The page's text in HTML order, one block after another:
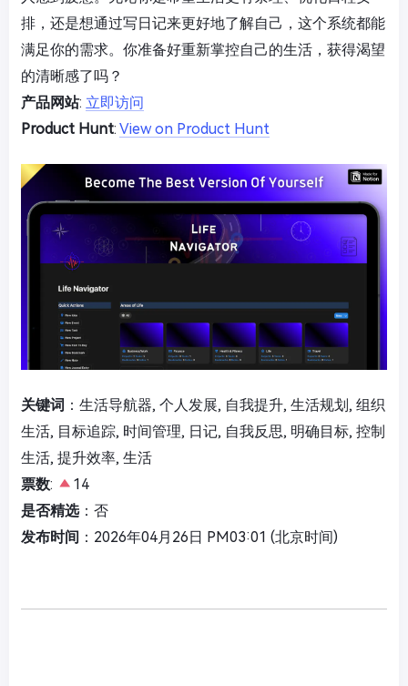
排，还是想通过写日记来更好地了解自己，这个系统都能
满足你的需求。你准备好重新掌控自己的生活，获得渴望
的清晰感了吗？
产品网站: 立即访问
Product Hunt: View on Product Hunt
关键词 ：生活导航器, 个人发展, 自我提升, 生活规划, 组织
生活, 目标追踪, 时间管理, 日记, 自我反思, 明确目标, 控制
生活, 提升效率, 生活
票数:
14
是否精选：否
发布时间 ：2026年04月26日 PM03:01 (北京时间)